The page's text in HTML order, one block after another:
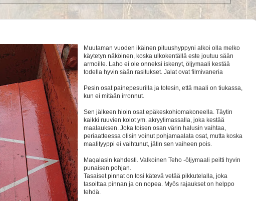
Muutaman vuoden ikäinen pituushyppyni alkoi olla melko
käytetyn näköinen, koska ulkokentällä este joutuu sään
armoille. Laho ei ole onneksi iskenyt, öljymaali kestää
todella hyvin sään rasitukset. Jalat ovat filmivaneria
Pesin osat painepesurilla ja totesin, että maali on tiukassa,
kun ei mitään irronnut.
Sen jälkeen hioin osat epäkeskohiomakoneella. Täytin
kaikki ruuvien kolot ym. akryylimassalla, joka kestää
maalauksen. Joka toisen osan värin halusin vaihtaa,
periaatteessa olisin voinut pohjamaalata osat, mutta koska
maalityyppi ei vaihtunut, jätin sen vaiheen pois.
Maqalasin kahdesti. Valkoinen Teho -öljymaali peitti hyvin
punaisen pohjan.
Tasaiset pinnat on tosi kätevä vetää pikkutelalla, joka
tasoittaa pinnan ja on nopea. Myös rajaukset on helppo
tehdä.